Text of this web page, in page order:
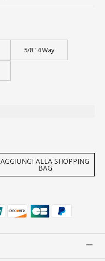
5/8" 4 Way
AGGIUNGI ALLA SHOPPING
BAG